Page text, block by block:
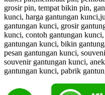
grosir pin, tempat bikin pin,
kunci, harga gantungan
gantungan kunci, grosir
kunci, contoh gantungan
gantungan kunci, bikin
pesan gantungan kunci,
souvenir gantungan kunci,
gantungan kunci, pabrik